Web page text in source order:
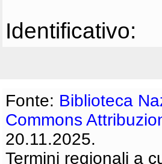
Identificativo:
Fonte: Biblioteca
Commons
20.11.2025.
Termini regionali a